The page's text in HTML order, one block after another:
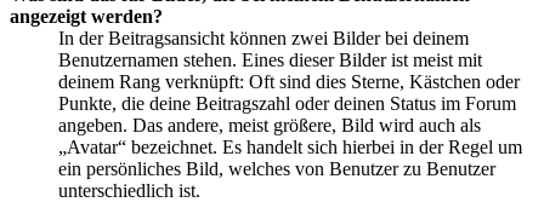
angezeigt werden?
In der Beitragsansicht können zwei Bilder bei deinem
Benutzernamen stehen. Eines dieser Bilder ist meist mit
deinem Rang verknüpft: Oft sind dies Sterne, Kästchen oder
Punkte, die deine Beitragszahl oder deinen Status im Forum
angeben. Das andere, meist größere, Bild wird auch als
„Avatar“ bezeichnet. Es handelt sich hierbei in der Regel um
ein persönliches Bild, welches von Benutzer zu Benutzer
unterschiedlich ist.